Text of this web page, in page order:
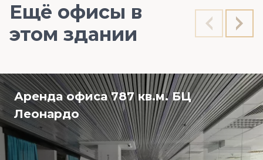
Ещё офисы в
этом здании
Аренда офиса 787 кв.м. БЦ
Леонардо